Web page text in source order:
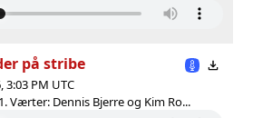
på stribe
3:03 PM UTC
Værter: Dennis Bjerre og Kim Ro...